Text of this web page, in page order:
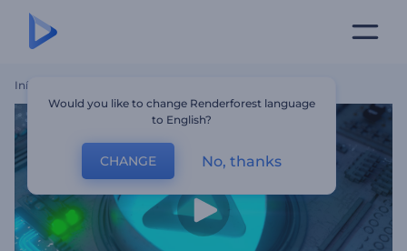
Início
Would you like to change Renderforest language
to English?
CHANGE No, thanks